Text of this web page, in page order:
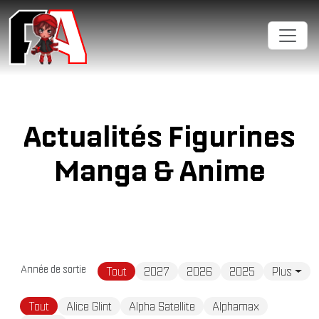
Actualités Figurines
Manga & Anime
Année de sortie Tout 2027 2026 2025 Plus
Tout Alice Glint Alpha Satellite
Alphamax